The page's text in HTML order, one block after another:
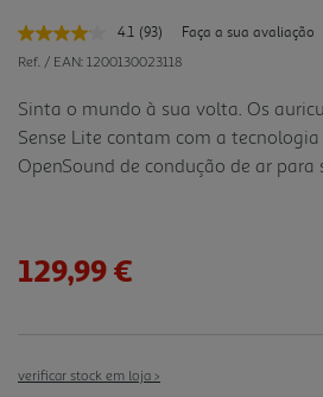
4.1 Leu
93
Link
para
a
mesma
página.
(93)
Faça a sua avaliação
Ref. / EAN: 1200130023118
Sinta o mundo à sua volta. Os
Sense Lite contam com a tecnologia
OpenSound de condução de ar para
garantindo ao mesmo tempo o
contacto com o meio envolvente.
aumentar o volume em qualquer
129,99 €
verificar stock em loja >